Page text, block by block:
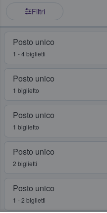
Filtri
Posto unico
1 - 4 biglietti
Posto unico
1 biglietto
Posto unico
1 biglietto
Posto unico
2 biglietti
Posto unico
1 - 2 biglietti